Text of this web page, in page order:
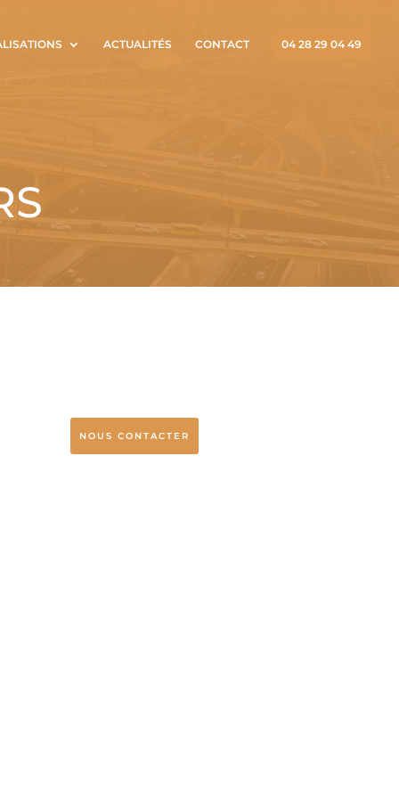
ACTUALITÉS CONTACT 04 28 29 04 49
NOUS CONTACTER